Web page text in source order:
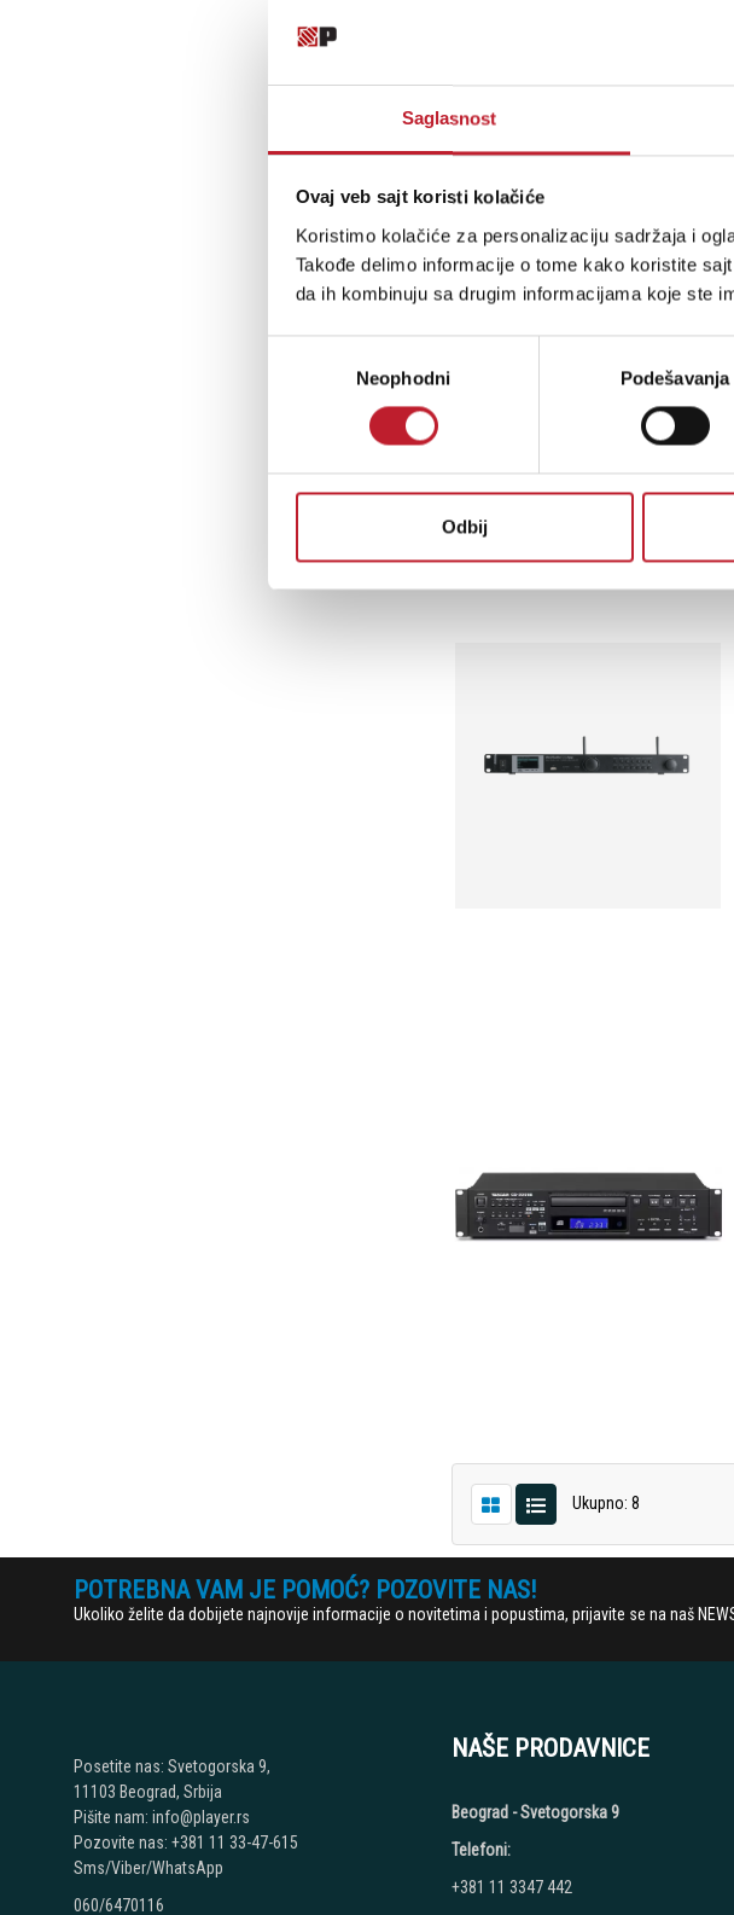
Saglasnost
Ovaj veb sajt koristi kolačiće
Koristimo kolačiće za personalizaciju sadržaja i
Takođe delimo informacije o tome kako koristite
da ih kombinuju sa drugim informacijama koje ste
сагласностиNeophodni Podešavanja
Odbij
Ukupno: 8
POTREBNA VAM JE POMOĆ? POZOVITE NAS!
Ukoliko želite da dobijete najnovije informacije o novitetima i popustima, prijavite se na naš
Posetite nas: Svetogorska 9,
11103 Beograd, Srbija
Pišite nam: info@player.rs
Pozovite nas: +381 11 33-47-615
Sms/Viber/WhatsApp
060/6470116
NAŠE PRODAVNICE
Beograd - Svetogorska 9
Telefoni:
+381 11 3347 442